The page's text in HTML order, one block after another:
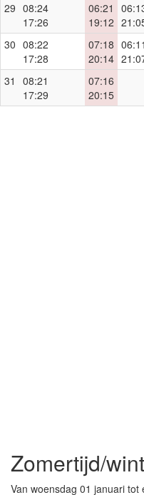
29 08:24
17:26
06:21
19:12
30 08:22
17:28
07:18
20:14
06:11
31
08:21
17:29
07:16
20:15
Zomertijd/
Van woensdag 01 januari